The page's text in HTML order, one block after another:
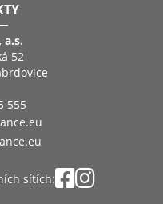
a.s.
52
555
sítích: